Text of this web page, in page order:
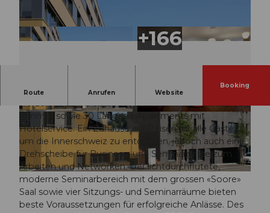
© swisshotel
© swisshotel © swisshotel
Route Anrufen Website
Booking
Das Business- und Stadthotel FOCUS in Sursee im
Herzen der Zentralschweiz verfügt insgesamt über 64
Zimmer sowie 30 Langzeit-Apartments mit
Hotelservice. Ein Zuhause auf Reisen für alle Gäste,
um die Innerschweiz zu entdecken, jedoch auch eine
Drehscheibe für Business- und Seminargäste zum
Arbeiten und Networken. Der lichtdurchflutete,
moderne Seminarbereich mit dem grossen «Soore»
Saal sowie vier Sitzungs- und Seminarräume bieten
beste Voraussetzungen für erfolgreiche Anlässe. Des